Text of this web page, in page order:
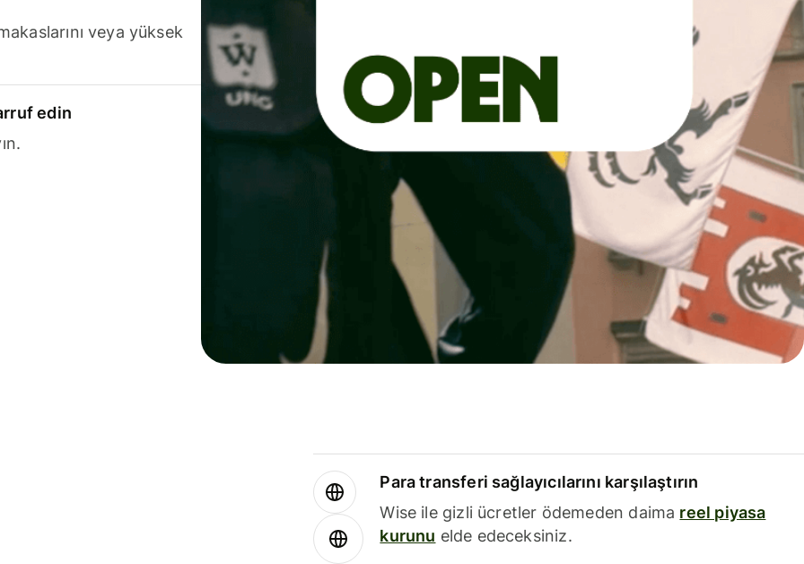
veya yüksek
edin
Para transferi sağlayıcılarını karşılaştırın
Wise ile gizli ücretler ödemeden daima reel piyasa
kurunu elde edeceksiniz.